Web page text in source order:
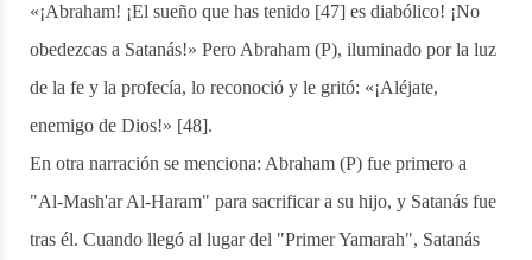
«¡Abraham! ¡El sueño que has tenido [47] es diabólico! ¡No
obedezcas a Satanás!» Pero Abraham (P), iluminado por la luz
de la fe y la profecía, lo reconoció y le gritó: «¡Aléjate,
enemigo de Dios!» [48].
En otra narración se menciona: Abraham (P) fue primero a
"Al-Mash'ar Al-Haram" para sacrificar a su hijo, y Satanás fue
tras él. Cuando llegó al lugar del "Primer Yamarah", Satanás